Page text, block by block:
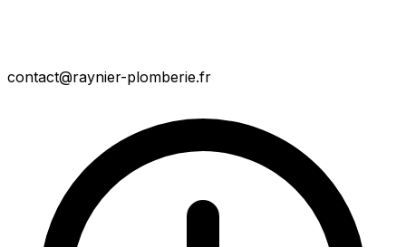
contact@raynier-plomberie.fr